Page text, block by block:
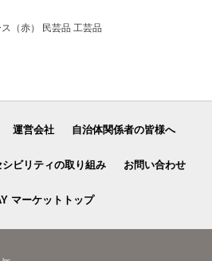
（赤） 民芸品 工芸品
運営会社 自治体関係者の皆様へ
ビリティの取り組み お問い合わせ
マーケットトップ